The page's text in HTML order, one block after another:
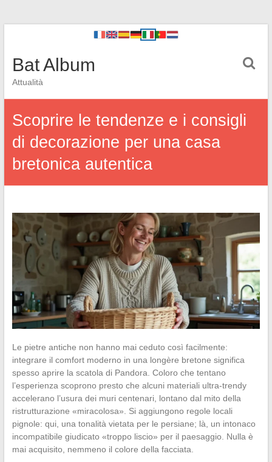
Bat Album
Attualità
Scoprire le tendenze e i consigli
di decorazione per una casa
bretonica autentica
Le pietre antiche non hanno mai ceduto così facilmente:
integrare il comfort moderno in una longère bretone significa
spesso aprire la scatola di Pandora. Coloro che tentano
l’esperienza scoprono presto che alcuni materiali ultra-trendy
accelerano l’usura dei muri centenari, lontano dal mito della
ristrutturazione «miracolosa». Si aggiungono regole locali
pignole: qui, una tonalità vietata per le persiane; là, un intonaco
incompatibile giudicato «troppo liscio» per il paesaggio. Nulla è
mai acquisito, nemmeno il colore della facciata.